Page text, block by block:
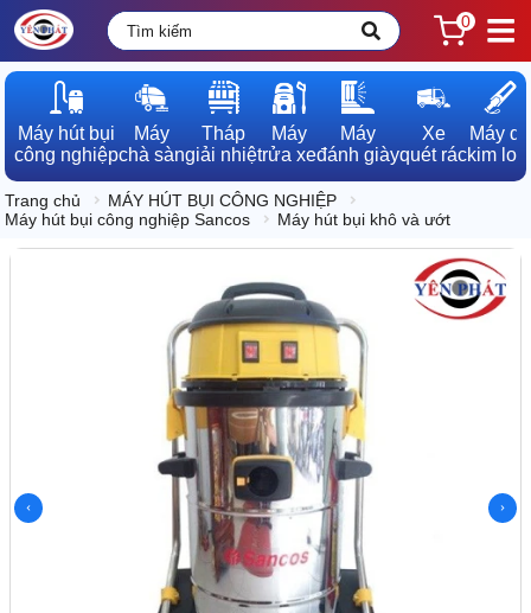
0
Máy hút bụi
công nghiệp
Máy
chà sàn
Tháp
giải nhiệt
Máy
rửa xe
Máy
đánh giày
Xe
quét rác
Máy dò
kim loại
Trang chủ
MÁY HÚT BỤI CÔNG NGHIỆP
Máy hút bụi công nghiệp Sancos
Máy hút bụi khô và ướt